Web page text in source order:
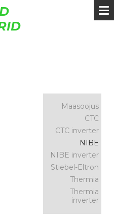
Maasoojus
CTC
CTC inverter
NIBE
NIBE inverter
Stiebel-Eltron
Thermia
Thermia
inverter